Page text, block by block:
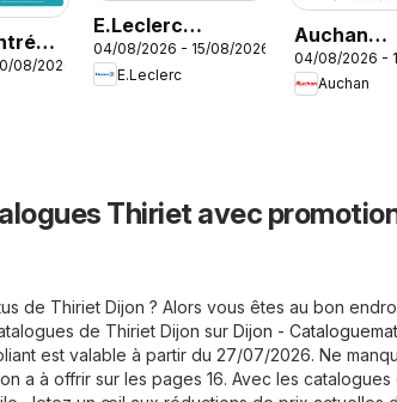
08/2026
E.Leclerc
catalogue
04/08/2026 - 15/08/2026
E.Leclerc
Auchan
04/08/2026 -
Auchan
Thiriet avec
de Thiriet Dijon ? Alors vous êtes au bon
de Thiriet Dijon sur Dijon -
est valable à partir du 27/07/2026. Ne
a à offrir sur les pages 16. Avec les catalogues